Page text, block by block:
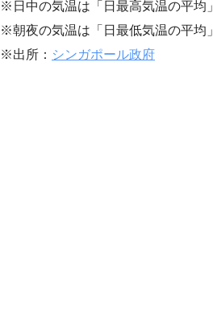
※日中の気温は「日最高気温の平均
※朝夜の気温は「日最低気温の平均
※出所： シンガポール政府